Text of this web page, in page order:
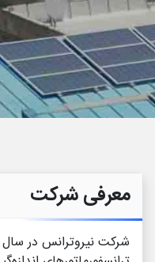
ما
معرفی شرکت